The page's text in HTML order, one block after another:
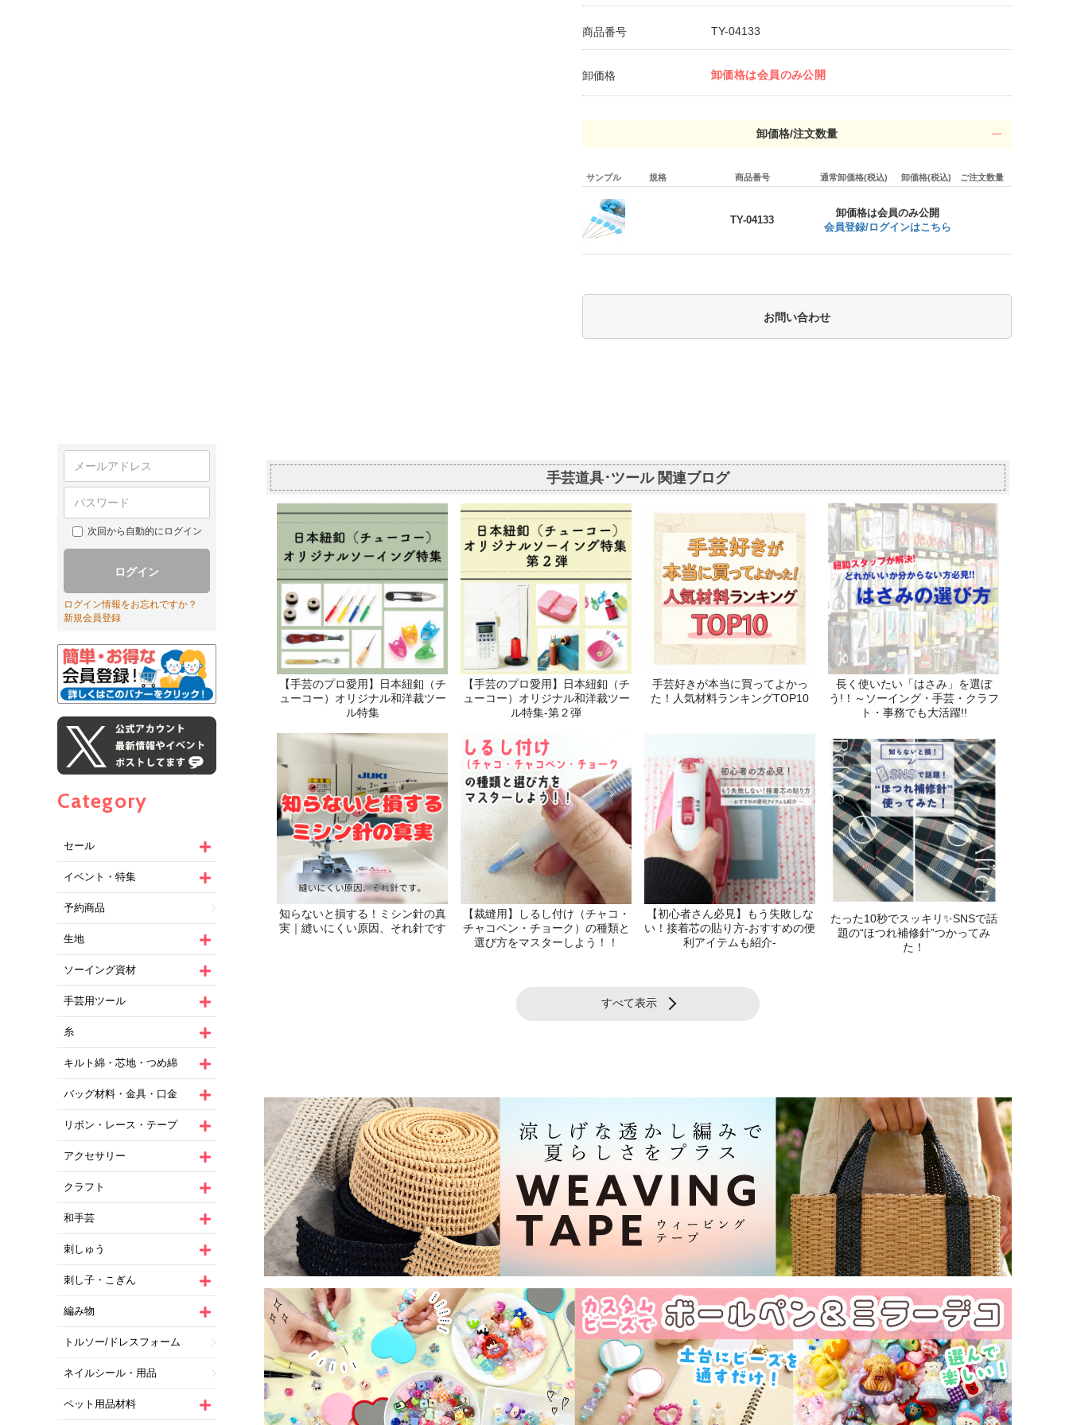
商品番号 TY-04133
卸価格 卸価格は会員のみ公開
卸価格/注文数量
サンプル 規格 商品番号 通常卸価格(税込) 卸価格(税込) ご注文数量
TY-04133
卸価格は会員のみ公開
会員登録/ログインはこちら
お問い合わせ
次回から自動的にログイン
ログイン
ログイン情報をお忘れですか？
新規会員登録
Category
セール
イベント・特集
予約商品
生地
ソーイング資材
手芸用ツール
糸
キルト綿・芯地・つめ綿
バッグ材料・金具・口金
リボン・レース・テープ
アクセサリー
クラフト
和手芸
刺しゅう
刺し子・こぎん
編み物
トルソー/ドレスフォーム
ネイルシール・用品
ペット用品材料